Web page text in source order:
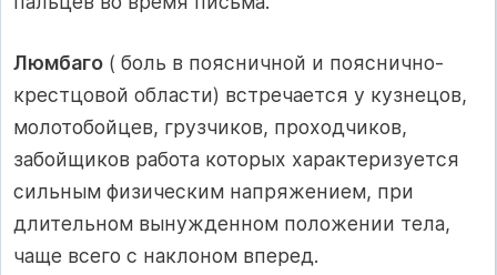
Люмбаго ( боль в поясничной и пояснично-
крестцовой области) встречается у кузнецов,
молотобойцев, грузчиков, проходчиков,
забойщиков работа которых характеризуется
сильным физическим напряжением, при
длительном вынужденном положении тела,
чаще всего с наклоном вперед.